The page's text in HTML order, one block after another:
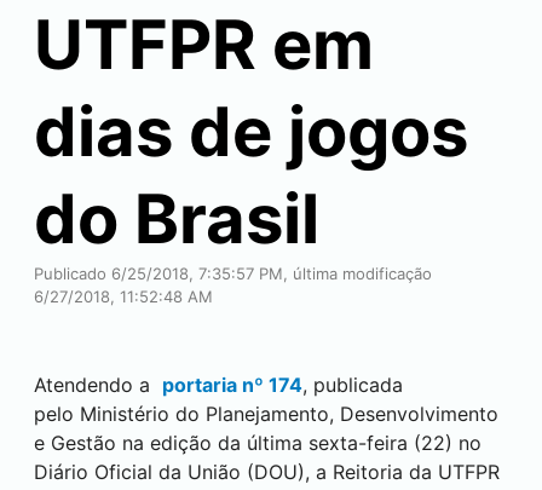
UTFPR em
dias de jogos
do Brasil
Publicado 6/25/2018, 7:35:57 PM, última modificação
6/27/2018, 11:52:48 AM
Atendendo a portaria nº 174, publicada
pelo Ministério do Planejamento, Desenvolvimento
e Gestão na edição da última sexta-feira (22) no
Diário Oficial da União (DOU), a Reitoria da UTFPR